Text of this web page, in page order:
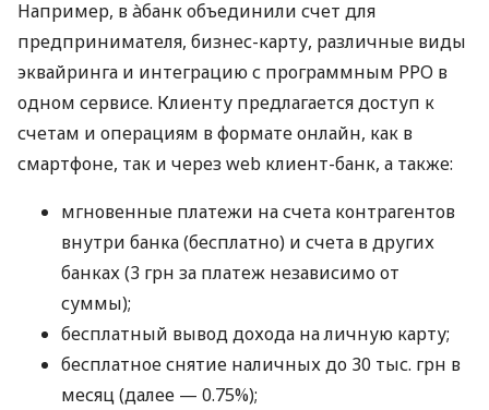
Например, в àбанк объединили счет для
предпринимателя, бизнес-карту, различные виды
эквайринга и интеграцию с программным РРО в
одном сервисе. Клиенту предлагается доступ к
счетам и операциям в формате онлайн, как в
смартфоне, так и через web клиент-банк, а также:
мгновенные платежи на счета контрагентов
внутри банка (бесплатно) и счета в других
банках (3 грн за платеж независимо от
суммы);
бесплатный вывод дохода на личную карту;
бесплатное снятие наличных до 30 тыс. грн в
месяц (далее — 0.75%);